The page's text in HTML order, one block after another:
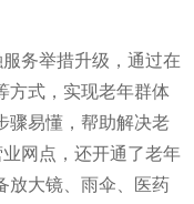
务举措升级，通过在
方式，实现老年群体
骤易懂，帮助解决老
网点，还开通了老年
放大镜、雨伞、医药